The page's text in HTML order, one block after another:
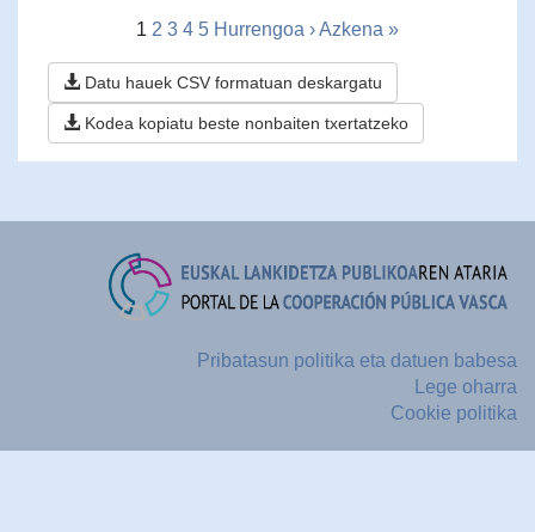
1 2 3 4 5 Hurrengoa ›Azkena »
Datu hauek CSV formatuan deskargatu
Kodea kopiatu beste nonbaiten txertatzeko
Pribatasun politika eta datuen babesa
Lege oharra
Cookie politika